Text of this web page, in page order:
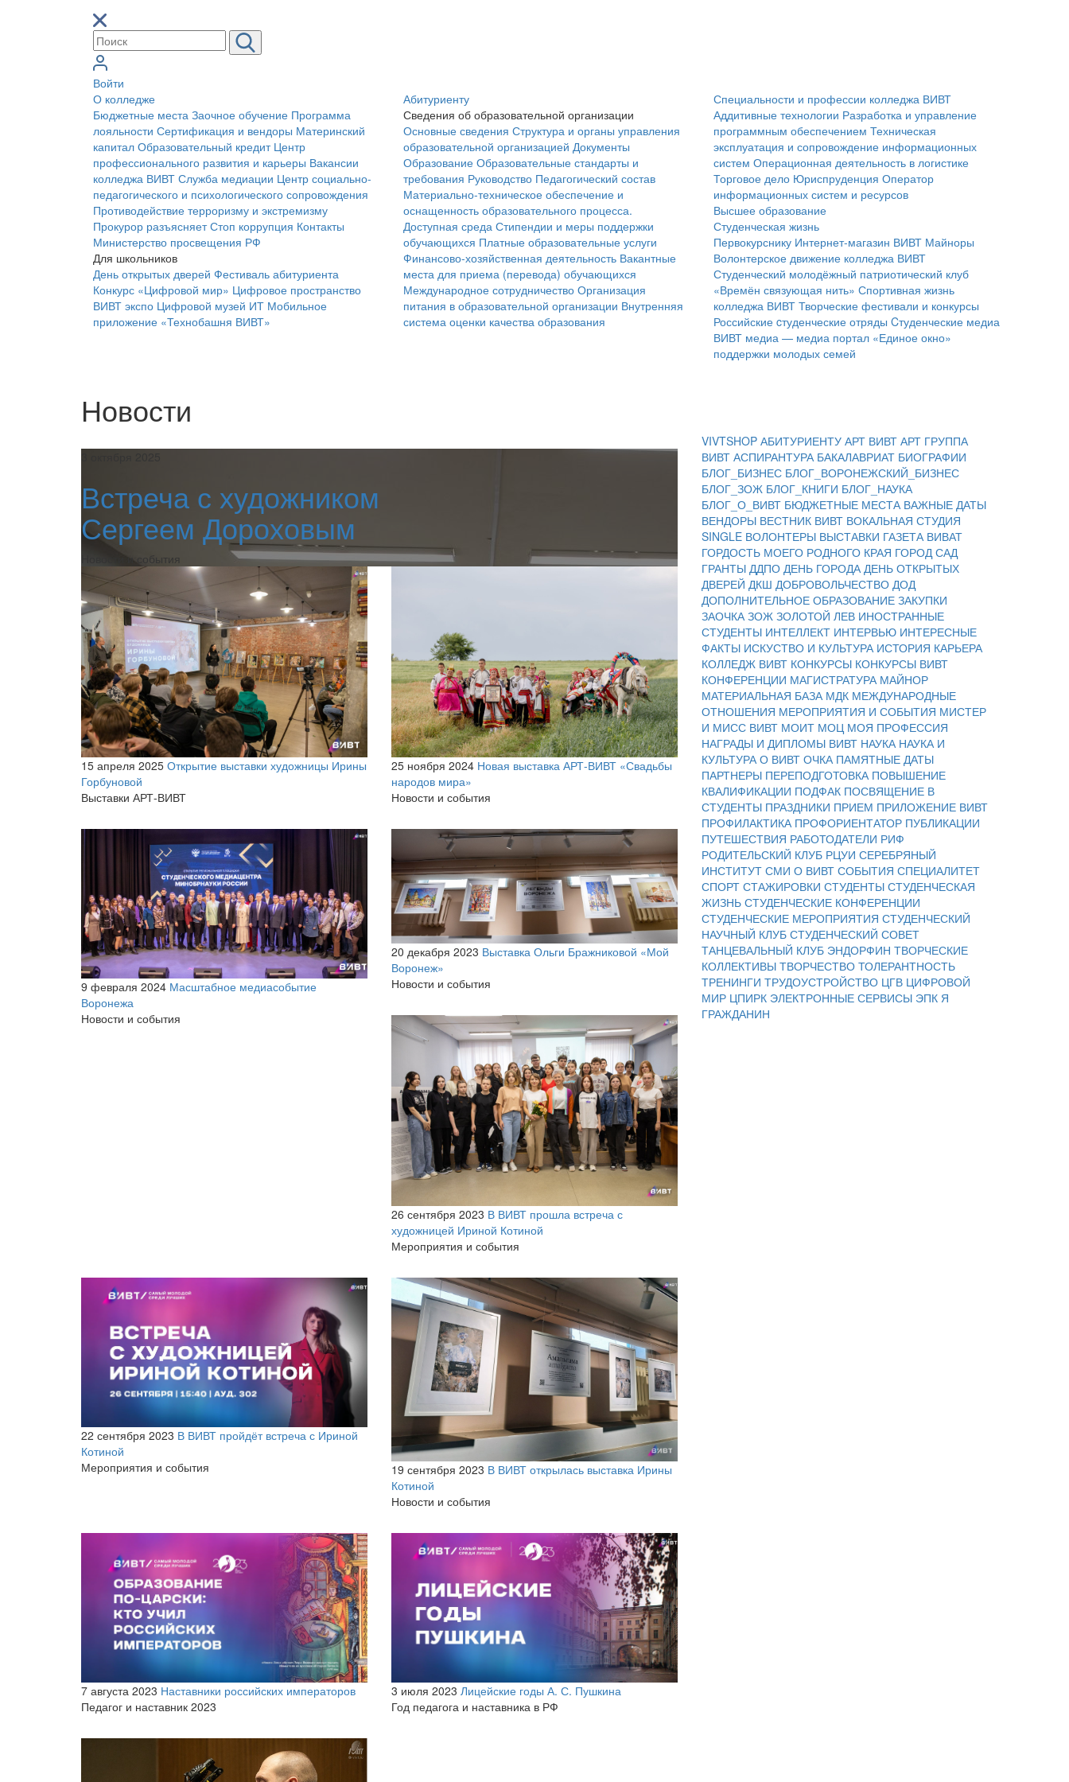
Войти
О колледже
Бюджетные места Заочное обучение Программа
лояльности Сертификация и вендоры Материнский
капитал Образовательный кредит Центр
профессионального развития и карьеры Вакансии
колледжа ВИВТ Служба медиации Центр социально-
педагогического и психологического сопровождения
Противодействие терроризму и экстремизму
Прокурор разъясняетСтоп коррупция Контакты
Министерство просвещения РФ
Для школьников
День открытых дверей Фестиваль абитуриента
Конкурс «Цифровой мир» Цифровое пространство
ВИВТ экспо Цифровой музей ИТ Мобильное
приложение «Технобашня ВИВТ»
Абитуриенту
Сведения об образовательной организации
Основные сведения Структура и органы управления
образовательной организацией Документы
Образование Образовательные стандарты и
требования Руководство Педагогический состав
Материально-техническое обеспечение и
оснащенность образовательного процесса.
Доступная среда Стипендии и меры поддержки
обучающихся Платные образовательные услуги
Финансово-хозяйственная деятельность Вакантные
места для приема (перевода) обучающихся
Международное сотрудничество Организация
питания в образовательной организации Внутренняя
система оценки качества образования
Специальности и профессии колледжа ВИВТ
Аддитивные технологии Разработка и управление
программным обеспечением Техническая
эксплуатация и сопровождение информационных
систем Операционная деятельность в логистике
Торговое дело Юриспруденция Оператор
информационных систем и ресурсов
Высшее образование
Студенческая жизнь
Первокурснику Интернет-магазин ВИВТ Майноры
Волонтерское движение колледжа ВИВТ
Студенческий молодёжный патриотический клуб
«Времён связующая нить» Спортивная жизнь
колледжа ВИВТ Творческие фестивали и конкурсы
Российские cтуденческие отряды Cтуденческие медиа
ВИВТ медиа — медиа портал «Единое окно»
поддержки молодых семей
Новости
Встреча с художником
Сергеем Дороховым
Новости и события
15 апреля 2025 Открытие выставки художницы Ирины
Горбуновой
Выставки АРТ-ВИВТ
25 ноября 2024 Новая выставка АРТ-ВИВТ «Свадьбы
народов мира»
Новости и события
9 февраля 2024 Масштабное медиасобытие
Воронежа
Новости и события
20 декабря 2023 Выставка Ольги Бражниковой «Мой
Воронеж»
Новости и события
26 сентября 2023 В ВИВТ прошла встреча с
художницей Ириной Котиной
Мероприятия и события
22 сентября 2023 В ВИВТ пройдёт встреча с Ириной
Котиной
Мероприятия и события
19 сентября 2023 В ВИВТ открылась выставка Ирины
Котиной
Новости и события
7 августа 2023 Наставники российских императоров
Педагог и наставник 2023
3 июля 2023 Лицейские годы А. С. Пушкина
Год педагога и наставника в РФ
VIVTSHOP АБИТУРИЕНТУ АРТ ВИВТ АРТ ГРУППА
ВИВТ АСПИРАНТУРА БАКАЛАВРИАТ БИОГРАФИИ
БЛОГ_БИЗНЕС БЛОГ_ВОРОНЕЖСКИЙ_БИЗНЕС
БЛОГ_ЗОЖ БЛОГ_КНИГИ БЛОГ_НАУКА
БЛОГ_О_ВИВТ БЮДЖЕТНЫЕ МЕСТА ВАЖНЫЕ ДАТЫ
ВЕНДОРЫ ВЕСТНИК ВИВТ ВОКАЛЬНАЯ СТУДИЯ
SINGLE ВОЛОНТЕРЫ ВЫСТАВКИ ГАЗЕТА ВИВАТ
ГОРДОСТЬ МОЕГО РОДНОГО КРАЯ ГОРОД САД
ГРАНТЫ ДДПО ДЕНЬ ГОРОДА ДЕНЬ ОТКРЫТЫХ
ДВЕРЕЙ ДКШ ДОБРОВОЛЬЧЕСТВО ДОД
ДОПОЛНИТЕЛЬНОЕ ОБРАЗОВАНИЕ ЗАКУПКИ
ЗАОЧКА ЗОЖ ЗОЛОТОЙ ЛЕВ ИНОСТРАННЫЕ
СТУДЕНТЫ ИНТЕЛЛЕКТ ИНТЕРВЬЮ ИНТЕРЕСНЫЕ
ФАКТЫ ИСКУСТВО И КУЛЬТУРА ИСТОРИЯ КАРЬЕРА
КОЛЛЕДЖ ВИВТ КОНКУРСЫ КОНКУРСЫ ВИВТ
КОНФЕРЕНЦИИ МАГИСТРАТУРА МАЙНОР
МАТЕРИАЛЬНАЯ БАЗА МДК МЕЖДУНАРОДНЫЕ
ОТНОШЕНИЯ МЕРОПРИЯТИЯ И СОБЫТИЯ МИСТЕР
И МИСС ВИВТ МОИТ МОЦ МОЯ ПРОФЕССИЯ
НАГРАДЫ И ДИПЛОМЫ ВИВТ НАУКА НАУКА И
КУЛЬТУРА О ВИВТ ОЧКА ПАМЯТНЫЕ ДАТЫ
ПАРТНЕРЫ ПЕРЕПОДГОТОВКА ПОВЫШЕНИЕ
КВАЛИФИКАЦИИ ПОДФАК ПОСВЯЩЕНИЕ В
СТУДЕНТЫ ПРАЗДНИКИ ПРИЕМ ПРИЛОЖЕНИЕ ВИВТ
ПРОФИЛАКТИКА ПРОФОРИЕНТАТОР ПУБЛИКАЦИИ
ПУТЕШЕСТВИЯ РАБОТОДАТЕЛИ РИФ
РОДИТЕЛЬСКИЙ КЛУБ РЦУИ СЕРЕБРЯНЫЙ
ИНСТИТУТ СМИ О ВИВТ СОБЫТИЯ СПЕЦИАЛИТЕТ
СПОРТ СТАЖИРОВКИ СТУДЕНТЫ СТУДЕНЧЕСКАЯ
ЖИЗНЬ СТУДЕНЧЕСКИЕ КОНФЕРЕНЦИИ
СТУДЕНЧЕСКИЕ МЕРОПРИЯТИЯ СТУДЕНЧЕСКИЙ
НАУЧНЫЙ КЛУБ СТУДЕНЧЕСКИЙ СОВЕТ
ТАНЦЕВАЛЬНЫЙ КЛУБ ЭНДОРФИН ТВОРЧЕСКИЕ
КОЛЛЕКТИВЫ ТВОРЧЕСТВО ТОЛЕРАНТНОСТЬ
ТРЕНИНГИ ТРУДОУСТРОЙСТВО ЦГВ ЦИФРОВОЙ
МИР ЦПИРК ЭЛЕКТРОННЫЕ СЕРВИСЫ ЭПК Я
ГРАЖДАНИН